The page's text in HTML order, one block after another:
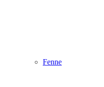
Fenne